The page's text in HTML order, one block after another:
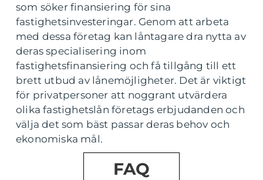
som söker finansiering för sina
fastighetsinvesteringar. Genom att arbeta
med dessa företag kan låntagare dra nytta av
deras specialisering inom
fastighetsfinansiering och få tillgång till ett
brett utbud av lånemöjligheter. Det är viktigt
för privatpersoner att noggrant utvärdera
olika fastighetslån företags erbjudanden och
välja det som bäst passar deras behov och
ekonomiska mål.
FAQ